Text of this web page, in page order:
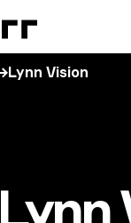
Lynn Vision
Lynn